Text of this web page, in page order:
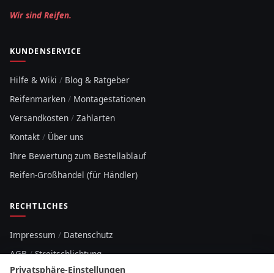
Wir sind Reifen.
KUNDENSERVICE
Hilfe & Wiki / Blog & Ratgeber
Reifenmarken / Montagestationen
Versandkosten / Zahlarten
Kontakt / Über uns
Ihre Bewertung zum Bestellablauf
Reifen-Großhandel (für Händler)
RECHTLICHES
Impressum / Datenschutz
AGB/Streitschlichtung
Privatsphäre-Einstellungen